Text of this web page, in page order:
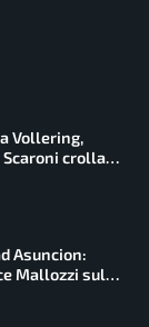
Vollering,
Scaroni crolla
Asuncion:
Mallozzi sul